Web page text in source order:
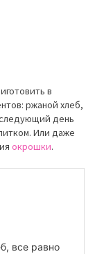
в
ржаной хлеб,
день
Или даже
окрошки.
все равно